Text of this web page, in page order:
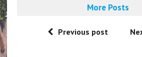
More Posts
Previous post